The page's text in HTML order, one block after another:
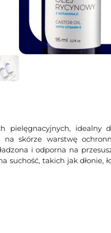
Darmowa
pielęgnacyjnych, idealny
na skórze warstwę
i odporna na
suchość, takich jak dłonie,